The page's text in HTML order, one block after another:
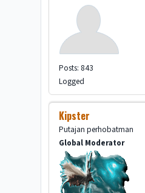
Posts: 843
Logged
Kipster
Putajan perhobatman
Global Moderator